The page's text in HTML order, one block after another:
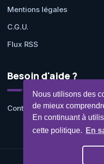
Nous utilisons des
de mieux
En continuant à
cette politique.
En
Mentions légales
C.G.U.
Flux RSS
Besoin d'aide ?
Contactez-nous